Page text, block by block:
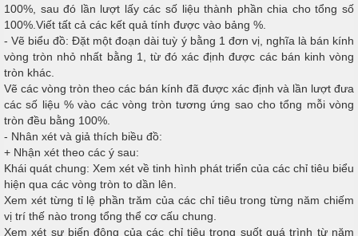
100%, sau đó lần lượt lấy các số liệu thành phần chia cho tổng số
100%.Viết tất cả các kết quả tính được vào bảng %.
- Vẽ biểu đồ: Đặt một đoạn dài tuỳ ý bằng 1 đơn vị, nghĩa là bán kính
vòng tròn nhỏ nhất bằng 1, từ đó xác định được các bán kinh vòng
tròn khác.
Vẽ các vòng tròn theo các bán kính đã được xác định và lần lượt đưa
các số liệu % vào các vòng tròn tương ứng sao cho tổng mỗi vòng
tròn đều bằng 100%.
- Nhân xét và giả thích biều đồ:
+ Nhận xét theo các ý sau:
Khái quát chung: Xem xét về tinh hình phát triển của các chỉ tiêu biểu
hiện qua các vòng tròn to dần lên.
Xem xét từng tỉ lệ phần trăm của các chỉ tiêu trong từng năm chiếm
vị trí thế nào trong tổng thể cơ cấu chung.
Xem xét sự biến động của các chỉ tiêu trong suốt quá trình từ năm